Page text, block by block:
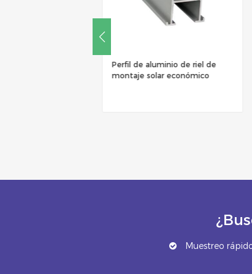
Carril de guía impermeable de
montaje solar W
Muestreo